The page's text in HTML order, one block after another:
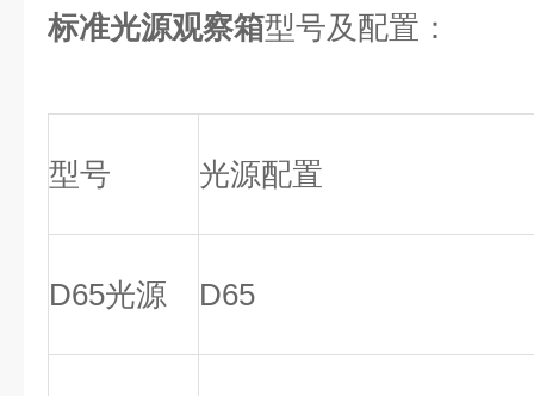
标准光源观察箱型号及配置 ：
型号 光源配置
D65光源 D65